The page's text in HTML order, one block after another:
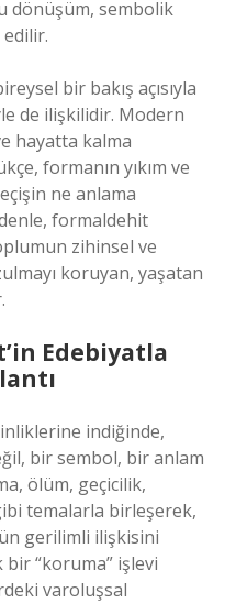
dönüşüm, sembolik
bir bakış açısıyla
de ilişkilidir. Modern
hayatta kalma
formanın yıkım ve
ne anlama
formaldehit
zihinsel ve
koruyan, yaşatan
Edebiyatla
indiğinde,
bir sembol, bir anlam
ölüm, geçicilik,
temalarla birleşerek,
gerilimli ilişkisini
“koruma” işlevi
varoluşsal